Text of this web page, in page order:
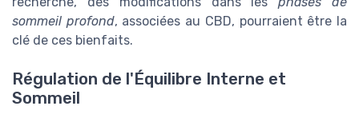
sommeil profond, associées au CBD, pourraient être la
clé de ces bienfaits.
Régulation de l'Équilibre Interne et
Sommeil